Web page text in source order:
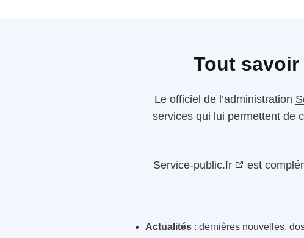
Tout
Le officiel de l’administration
services qui lui permettent de
Service-public.fr est
Actualités : dernières nouvelles,